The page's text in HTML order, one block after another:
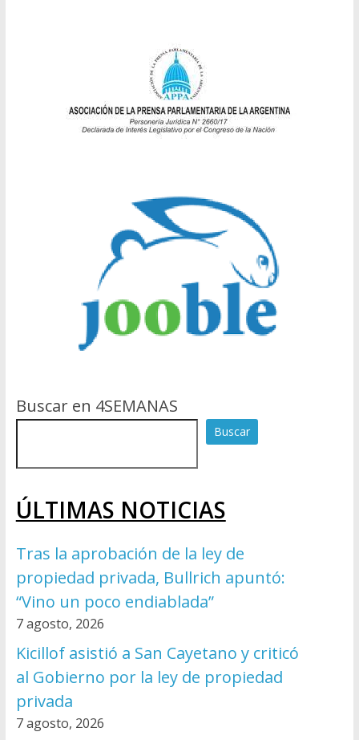
Buscar en 4SEMANAS
Buscar
ÚLTIMAS NOTICIAS
Tras la aprobación de la ley de
propiedad privada, Bullrich apuntó:
“Vino un poco endiablada”
7 agosto, 2026
Kicillof asistió a San Cayetano y criticó
al Gobierno por la ley de propiedad
privada
7 agosto, 2026